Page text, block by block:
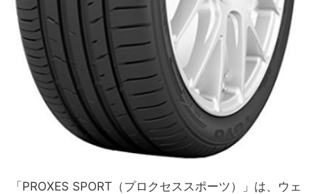
「PROXES SPORT（プロクセススポーツ）」は、ウェ